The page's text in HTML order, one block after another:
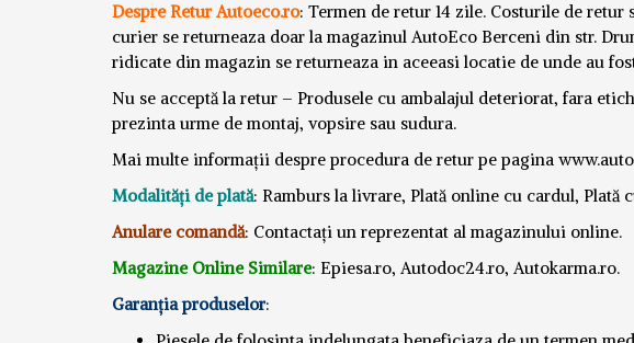
Despre Retur Autoeco.ro: Termen de retur 14 zile. Costurile de
curier se returneaza doar la magazinul AutoEco Berceni din str.
ridicate din magazin se returneaza in aceeasi locatie de unde au
Nu se acceptă la retur – Produsele cu ambalajul deteriorat, fara
prezinta urme de montaj, vopsire sau sudura.
Mai multe informații despre procedura de retur pe pagina
Modalități de plată: Ramburs la livrare, Plată online cu cardul, Plată
Anulare comandă: Contactați un reprezentat al magazinului online.
Magazine Online Similare: Epiesa.ro, Autodoc24.ro, Autokarma.ro.
Garanția produselor: